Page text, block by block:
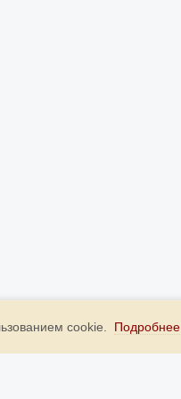
cookie. Подробнее